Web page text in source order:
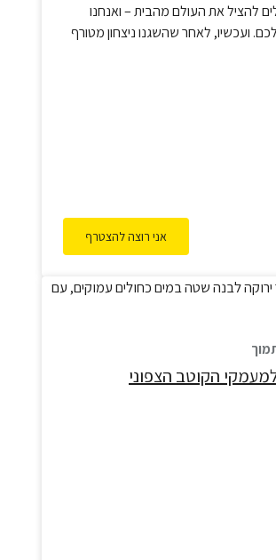
להציל את העולם מהבית – ואנחנו
ועכשיו, לאחר שהשגנו ניצחון מטורף
אני רוצה להצטרף
הקוטב הצפוני